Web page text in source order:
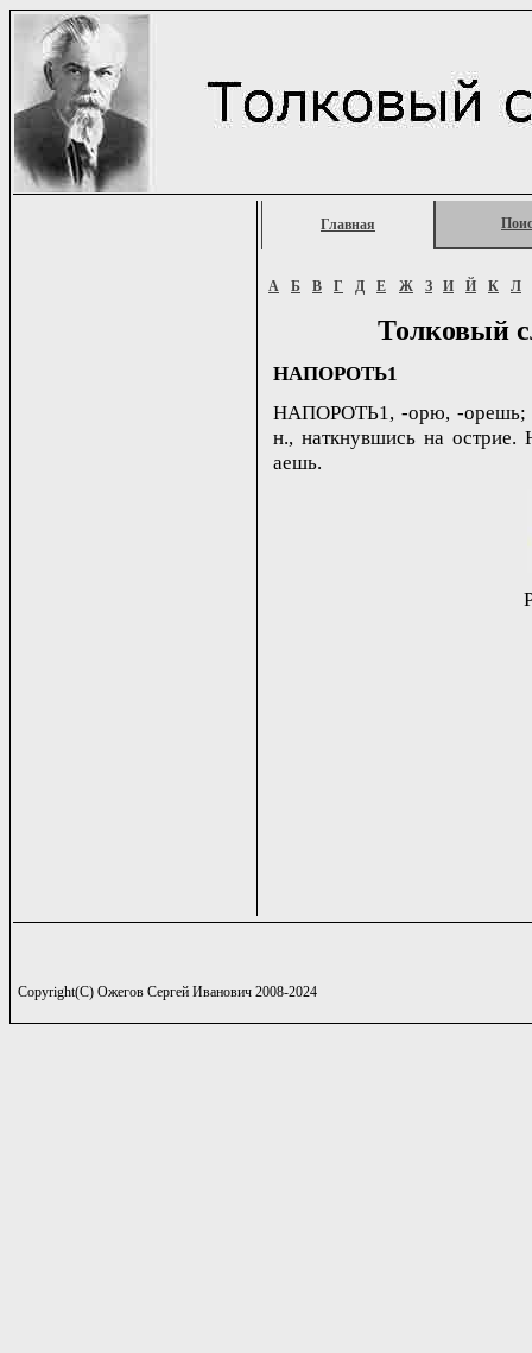
Главная
А Б В Г Д Е Ж З И Й К Л
Толковый
НАПОРОТЬ1
НАПОРОТЬ1, -орю, -орешь; -
н., наткнувшись на
аешь.
Copyright(C) Ожегов Сергей Иванович 2008-2024